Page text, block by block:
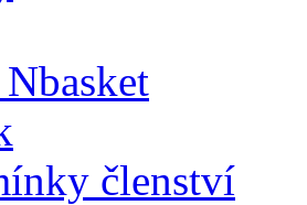
členství